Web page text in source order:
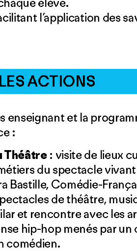
l’application des
LES ACTIONS
enseignant et la
:
Théâtre : visite de lieux
du spectacle
Bastille, Comédie-
de théâtre,
et rencontre avec les
hip-hop menés par
comédien.